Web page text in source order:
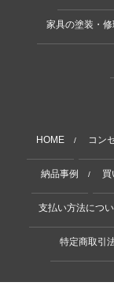
家具の塗装・修
HOME / コン
納品事例 / 買
支払い方法につ
特定商取引